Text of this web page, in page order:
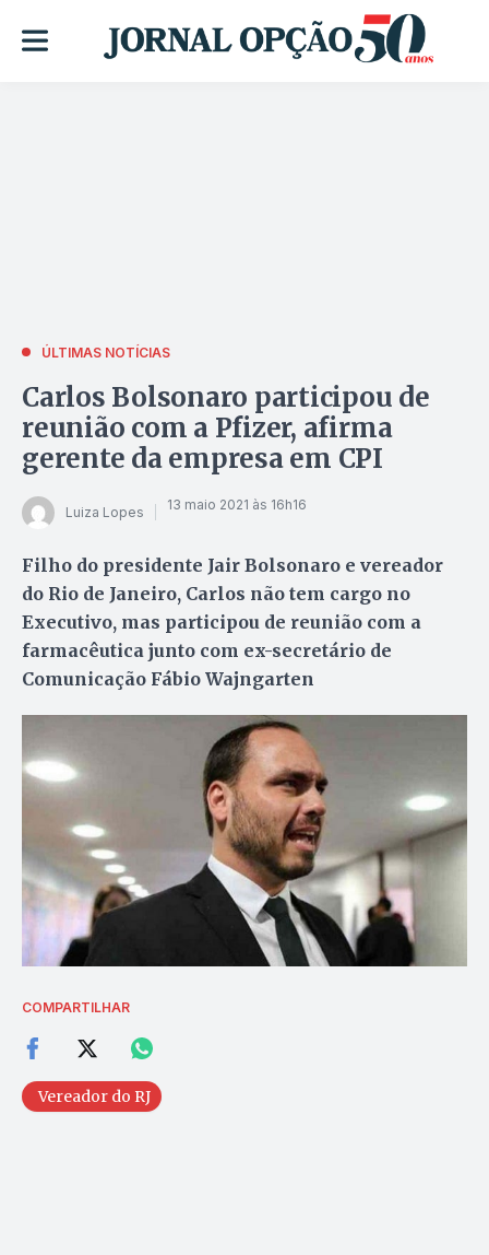
ÚLTIMAS NOTÍCIAS
Carlos Bolsonaro participou de
reunião com a Pfizer, afirma
gerente da empresa em CPI
Luiza Lopes 13 maio 2021 às 16h16
Filho do presidente Jair Bolsonaro e vereador
do Rio de Janeiro, Carlos não tem cargo no
Executivo, mas participou de reunião com a
farmacêutica junto com ex-secretário de
Comunicação Fábio Wajngarten
COMPARTILHAR
Vereador do RJ